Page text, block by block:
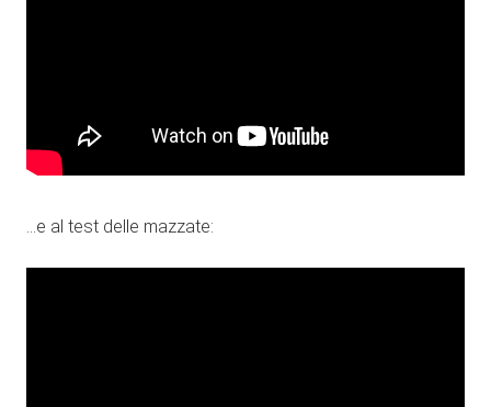
…e al test delle mazzate: